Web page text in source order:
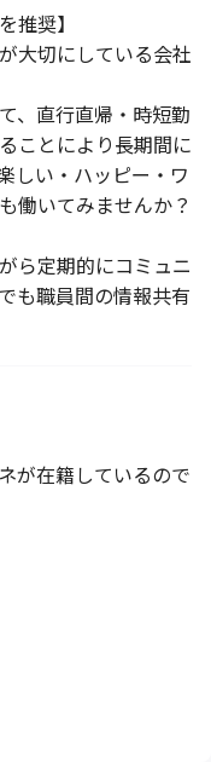
推奨】
大切にしている会社
、直行直帰・時短勤
ことにより長期間に
しい・ハッピー・ワ
働いてみませんか？
ら定期的にコミュニ
も職員間の情報共有
が在籍しているので